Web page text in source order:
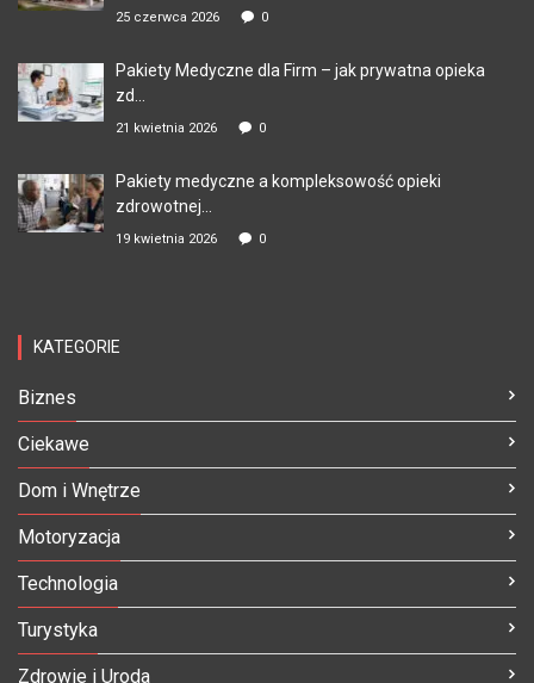
25 czerwca 2026 0
Pakiety Medyczne dla Firm – jak prywatna opieka
zd...
21 kwietnia 2026 0
Pakiety medyczne a kompleksowość opieki
zdrowotnej...
19 kwietnia 2026 0
KATEGORIE
Biznes
Ciekawe
Dom i Wnętrze
Motoryzacja
Technologia
Turystyka
Zdrowie i Uroda